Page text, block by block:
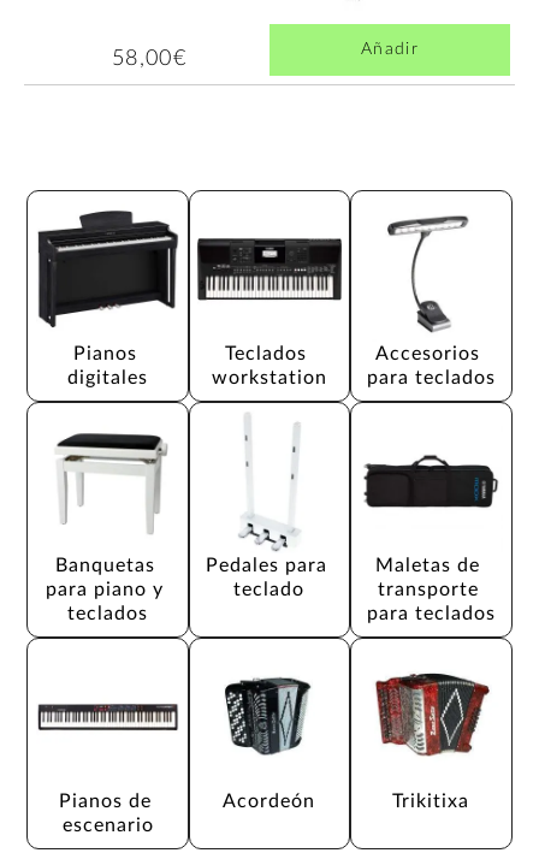
58,00€ Añadir
Pianos
digitales
Teclados
workstation
Accesorios
para teclados
Banquetas
para piano y
teclados
Pedales para
teclado
Maletas de
transporte
para teclados
Pianos de
escenario
Acordeón Trikitixa